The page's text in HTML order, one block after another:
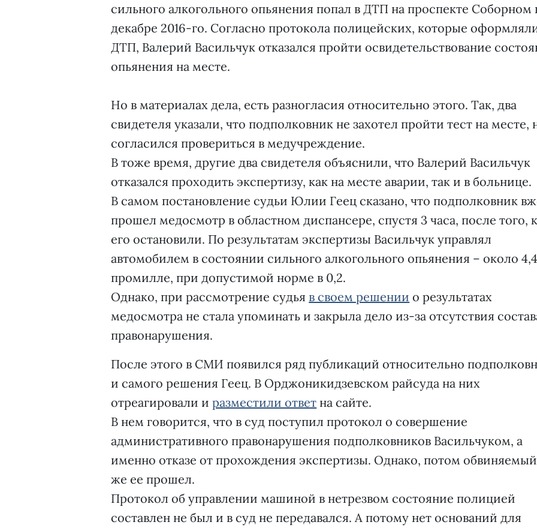
сильного алкогольного опьянения попал в ДТП на проспекте Соборном
декабре 2016-го. Согласно протокола полицейских, которые
ДТП, Валерий Васильчук отказался пройти освидетельствование
опьянения на месте.
Но в материалах дела, есть разногласия относительно этого. Так, два
свидетеля указали, что подполковник не захотел пройти тест на месте,
согласился провериться в медучреждение.
В тоже время, другие два свидетеля объяснили, что Валерий Васильчук
отказался проходить экспертизу, как на месте аварии, так и в больнице.
В самом постановление судьи Юлии Геец сказано, что подполковник
прошел медосмотр в областном диспансере, спустя 3 часа, после того,
его остановили. По результатам экспертизы Васильчук управлял
автомобилем в состоянии сильного алкогольного опьянения – около
промилле, при допустимой норме в 0,2.
Однако, при рассмотрение судья в своем решении о результатах
медосмотра не стала упоминать и закрыла дело из-за отсутствия
правонарушения.
После этого в СМИ появился ряд публикаций относительно
и самого решения Геец. В Орджоникидзевском райсуда на них
отреагировали иразместили ответ на сайте.
В нем говорится, что в суд поступил протокол о совершение
административного правонарушения подполковников Васильчуком, а
именно отказе от прохождения экспертизы. Однако, потом
же ее прошел.
Протокол об управлении машиной в нетрезвом состояние полицией
составлен не был и в суд не передавался. А потому нет оснований для